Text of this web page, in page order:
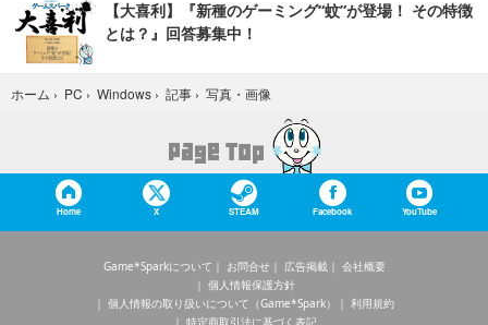
【大喜利】『新種のゲーミング“蚊”が登場！ その特徴
とは？』回答募集中！
ホーム › PC › Windows › 記事 › 写真・画像
Home X STEAM Facebook YouTube
Game*Sparkについて お問合せ 広告掲載
会社概要
個人情報保護方針
個人情報の取り扱いについて（Game*Spark）
利用規約